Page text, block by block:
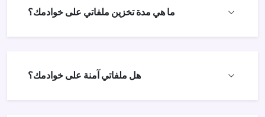
ما هي مدة تخزين ملفاتي على خوادمك؟
هل ملفاتي آمنة على خوادمك؟